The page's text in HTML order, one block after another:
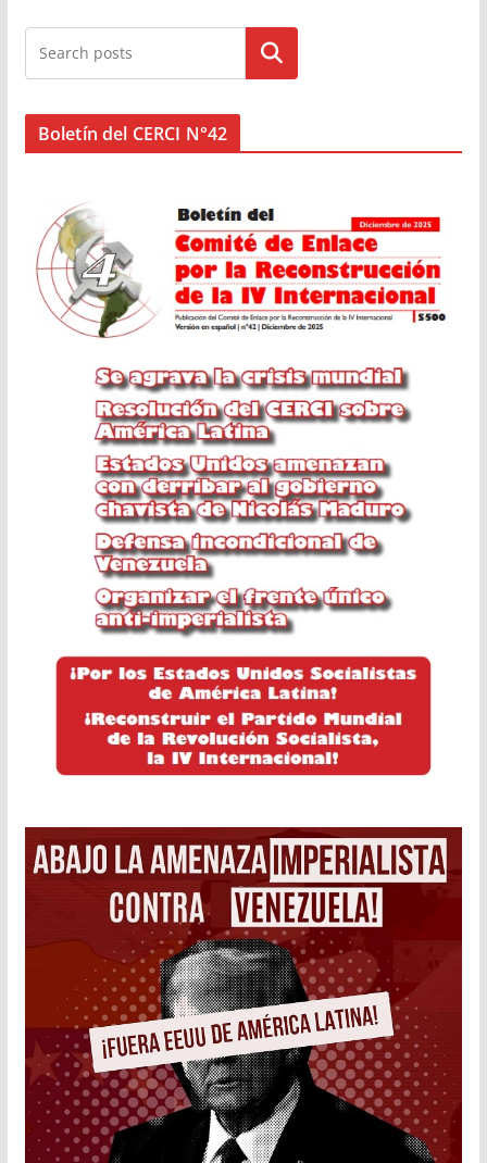
Buscar
Boletín del CERCI N°42